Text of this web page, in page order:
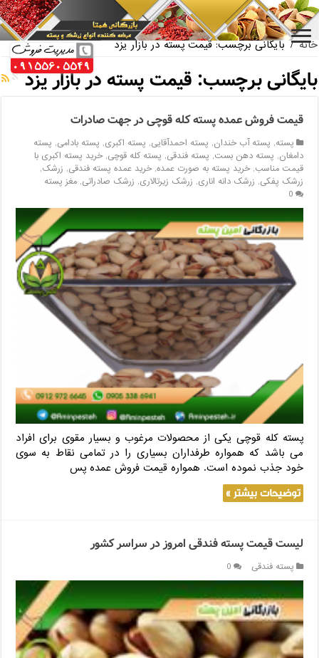
بازار فروش پسته اکبری بسته بندی
خانه / بایگانی برچسب: قیمت پسته در بازار یزد
بایگانی برچسب: قیمت پسته در بازار یزد
قیمت فروش عمده پسته کله قوچی در جهت صادرات
پسته, پسته آب خندان, پسته احمدآقایی, پسته اکبری, پسته بادامی, پسته
دامغان, پسته دهن بست, پسته فندقی, پسته کله قوچی,خرید پسته اکبری با
قیمت مناسب,خرید پسته به صورت عمده,خرید عمده پسته فندقی, زرشک,
زرشک پفکی, زرشک دانه اناری, زرشک زیرتالاری, زرشک صادراتی,مغز پسته
0
پسته کله قوچی یکی از محصولات مرغوب و بسیار مقوی برای افراد
می باشد که همواره طرفداران بسیاری را در تمامی نقاط به سوی
خود جذب نموده است. همواره قیمت فروش عمده پس
توضیحات بیشتر »
لیست قیمت پسته فندقی امروز در سراسر کشور
پسته فندقی 0